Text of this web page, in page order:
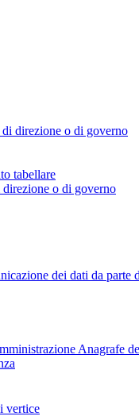
direzione o di governo
tabellare
o di governo
dei dati da
Anagrafe
vertice